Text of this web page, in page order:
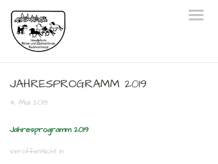
JAHRESPROGRAMM 2019
4. Mai 2019
Jahresprogramm 2019
Veröffentlicht in: